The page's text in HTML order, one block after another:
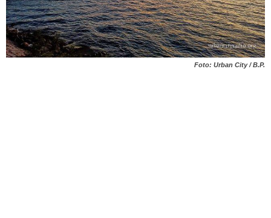
Foto: Urban City / B.P.